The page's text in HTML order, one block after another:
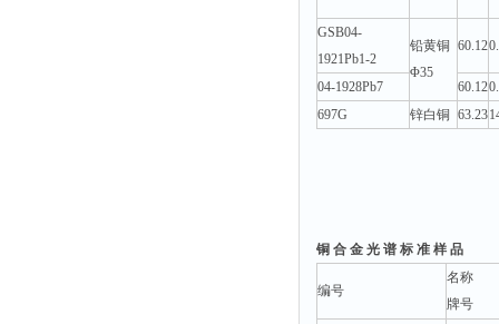
GSB04-
1921Pb1-2
铅黄铜
Φ35
60.12
04-1928Pb7 60.12
697G
锌白铜 63.23
铜 合 金 光 谱 标 准 样 品
编号
名称
牌号